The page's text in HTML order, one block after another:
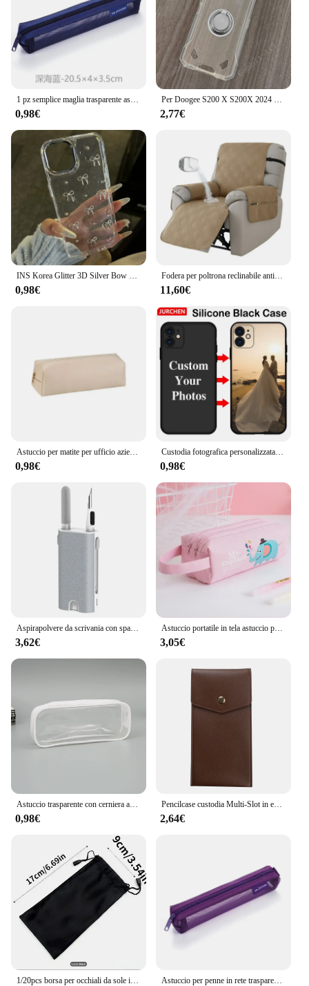
1 pz semplice maglia trasparente astuccio per matite borsa per penne custodia con cerniera portatile mini carino materiale scolastico per ufficio di cancelleria
0,98€
Per Doogee S200 X S200X 2024 6.72 "DoogeeS200 Anello posteriore Staffa di supporto Custodia per telefono Smartphone TPU Custodia morbida in silicone
2,77€
INS Korea Glitter 3D Silver Bow Beads custodia per telefono per iPhone 16 15 14 13 12 11 Pro Max 7 8 Plus X XS Cover trasparente per ragazza con guscio epossidico
0,98€
Fodera per poltrona reclinabile antiscivolo a 1 posto, tinta unita, impermeabile, fodera per poltrona, cuscino per divano relax per soggiorno, casa
11,60€
Astuccio per matite per ufficio aziendale semplice portapenne con cerniera per studenti con incisione iniziale su pennello sacchetto di immagazzinaggio cosmetico
0,98€
Custodia fotografica personalizzata per iPhone 16 15 14 13 12 11 Pro 16Pro Max Mini 8 7 6 6S Plus Custodia in plastica di vetro in pelle trasparente in silicone
0,98€
Aspirapolvere da scrivania con spazzola pulita spazzola per la pulizia della rimozione della polvere da tavolo portatile ricarica USB aspirapolvere da tavolo Mini aspirapolvere
3,62€
Astuccio portatile in tela astuccio per materiale scolastico borsa per matite a doppio strato borsa per penne per studenti astuccio per penne carino borsa per cancelleria per bambini
3,05€
Astuccio trasparente con cerniera astuccio per penne in stile semplice astuccio per penne di grande capacità per studenti materiale stazionario per scuola e ufficio
0,98€
Pencilcase custodia Multi-Slot in ecopelle di grande capacità-Organizer per cancelleria in puro colore/custodia protettiva per penna
2,64€
Astuccio per penne in rete trasparente Portapenne con cerniera Astuccio multiuso per cancelleria Astuccio per matite di grande capacità per studenti